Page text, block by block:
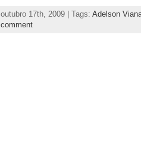
outubro 17th, 2009 | Tags: Adelson
comment